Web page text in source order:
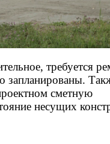
требуется
запланированы.
сметную
несущих